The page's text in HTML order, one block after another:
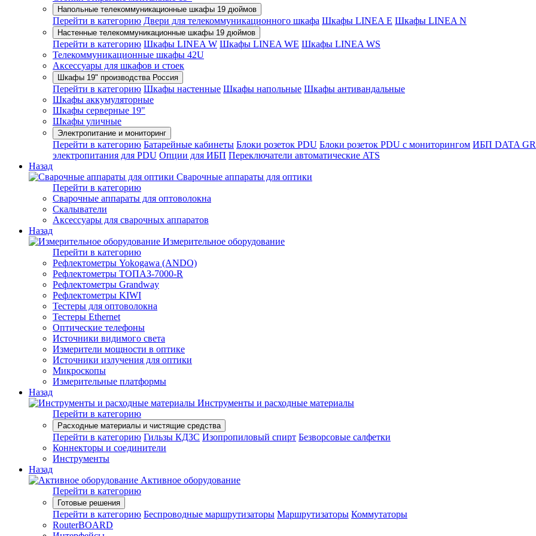
Напольные телекоммуникационные шкафы 19 дюймов
Перейти в категорию Двери для телекоммуникационного шкафа Шкафы LINEA E Шкафы LINEA N
Настенные телекоммуникационные шкафы 19 дюймов
Перейти в категорию Шкафы LINEA W Шкафы LINEA WE Шкафы LINEA WS
Телекоммуникационные шкафы 42U
Аксессуары для шкафов и стоек
Шкафы 19" производства Россия
Перейти в категорию Шкафы настенные Шкафы напольные Шкафы антивандальные
Шкафы аккумуляторные
Шкафы серверные 19"
Шкафы уличные
Электропитание и мониторинг
Перейти в категорию Батарейные кабинеты Блоки розеток PDU Блоки розеток PDU с мониторингом ИБП DATA
электропитания для PDU Опции для ИБП Переключатели автоматические ATS
Назад
Сварочные аппараты для оптики
Перейти в категорию
Сварочные аппараты для оптоволокна
Скалыватели
Аксессуары для сварочных аппаратов
Назад
Измерительное оборудование
Перейти в категорию
Рефлектометры Yokogawa (ANDO)
Рефлектометры ТОПАЗ-7000-R
Рефлектометры Grandway
Рефлектометры KIWI
Тестеры для оптоволокна
Тестеры Ethernet
Оптические телефоны
Источники видимого света
Измерители мощности в оптике
Источники излучения для оптики
Микроскопы
Измерительные платформы
Назад
Инструменты и расходные материалы
Перейти в категорию
Расходные материалы и чистящие средства
Перейти в категорию Гильзы КДЗС Изопропиловый спирт Безворсовые салфетки
Коннекторы и соединители
Инструменты
Назад
Активное оборудование
Перейти в категорию
Готовые решения
Перейти в категорию Беспроводные маршрутизаторы Маршрутизаторы Коммутаторы
RouterBOARD